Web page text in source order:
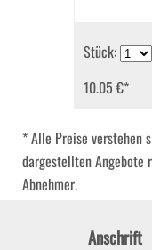
Stück:
10.05 €*
* Alle Preise verstehen
dargestellten Angebote
Abnehmer.
Anschrift